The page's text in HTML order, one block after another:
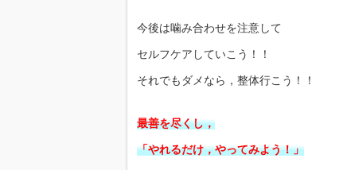
今後は噛み合わせを注意して
セルフケアしていこう！！
それでもダメなら，整体行こう！！
最善を尽くし，
「やれるだけ，やってみよう！」